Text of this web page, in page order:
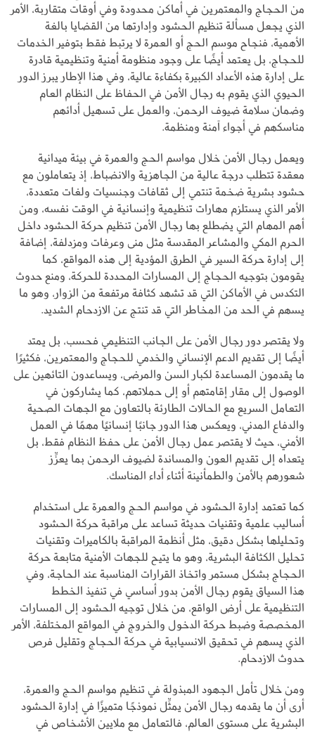
من الحجاج والمعتمرين في أماكن محدودة وفي أوقات متقاربة، الأمر
الذي يجعل مسألة تنظيم الحشود وإدارتها من القضايا بالغة
الأهمية، فنجاح موسم الحج أو العمرة لا يرتبط فقط بتوفير الخدمات
للحجاج، بل يعتمد أيضًا على وجود منظومة أمنية وتنظيمية قادرة
على إدارة هذه الأعداد الكبيرة بكفاءة عالية، وفي هذا الإطار يبرز الدور
الحيوي الذي يقوم به رجال الأمن في الحفاظ على النظام العام
وضمان سلامة ضيوف الرحمن، والعمل على تسهيل أدائهم
مناسكهم في أجواء آمنة ومنظمة.
ويعمل رجال الأمن خلال مواسم الحج والعمرة في بيئة ميدانية
معقدة تتطلب درجة عالية من الجاهزية والانضباط، إذ يتعاملون مع
حشود بشرية ضخمة تنتمي إلى ثقافات وجنسيات ولغات متعددة،
الأمر الذي يستلزم مهارات تنظيمية وإنسانية في الوقت نفسه، ومن
أهم المهام التي يضطلع بها رجال الأمن تنظيم حركة الحشود داخل
الحرم المكي والمشاعر المقدسة مثل منى وعرفات ومزدلفة، إضافة
إلى إدارة حركة السير في الطرق المؤدية إلى هذه المواقع، كما
يقومون بتوجيه الحجاج إلى المسارات المحددة للحركة، ومنع حدوث
التكدس في الأماكن التي قد تشهد كثافة مرتفعة من الزوار، وهو ما
يسهم في الحد من المخاطر التي قد تنتج عن الازدحام الشديد.
ولا يقتصر دور رجال الأمن على الجانب التنظيمي فحسب، بل يمتد
أيضًا إلى تقديم الدعم الإنساني والخدمي للحجاج والمعتمرين، فكثيرًا
ما يقدمون المساعدة لكبار السن والمرضى، ويساعدون التائهين على
الوصول إلى مقار إقامتهم أو إلى حملاتهم، كما يشاركون في
التعامل السريع مع الحالات الطارئة بالتعاون مع الجهات الصحية
والدفاع المدني، ويعكس هذا الدور جانبًا إنسانيًا مهمًا في العمل
الأمني، حيث لا يقتصر عمل رجال الأمن على حفظ النظام فقط، بل
يتعداه إلى تقديم العون والمساندة لضيوف الرحمن بما يعزِّز
شعورهم بالأمن والطمأنينة أثناء أداء المناسك.
كما تعتمد إدارة الحشود في مواسم الحج والعمرة على استخدام
أساليب علمية وتقنيات حديثة تساعد على مراقبة حركة الحشود
وتحليلها بشكل دقيق، مثل أنظمة المراقبة بالكاميرات وتقنيات
تحليل الكثافة البشرية، وهو ما يتيح للجهات الأمنية متابعة حركة
الحجاج بشكل مستمر واتخاذ القرارات المناسبة عند الحاجة، وفي
هذا السياق يقوم رجال الأمن بدور أساسي في تنفيذ الخطط
التنظيمية على أرض الواقع، من خلال توجيه الحشود إلى المسارات
المخصصة وضبط حركة الدخول والخروج في المواقع المختلفة، الأمر
الذي يسهم في تحقيق الانسيابية في حركة الحجاج وتقليل فرص
حدوث الازدحام.
ومن خلال تأمل الجهود المبذولة في تنظيم مواسم الحج والعمرة،
أرى أن ما يقدمه رجال الأمن يمثِّل نموذجًا متميزًا في إدارة الحشود
البشرية على مستوى العالم، فالتعامل مع ملايين الأشخاص في